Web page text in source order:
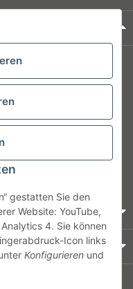
gestatten Sie den
Website: YouTube,
4. Sie können
Icon links
Konfigurieren und